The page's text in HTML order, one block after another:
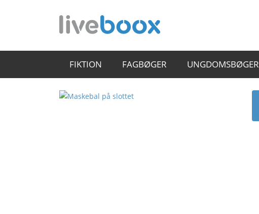
FIKTION FAGBØGER UNGDOMSBØGER